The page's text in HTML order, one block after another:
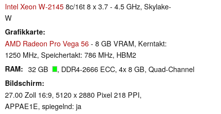
Intel Xeon W-21458c/16t 8 x 3.7 - 4.5 GHz, Skylake-
W
Grafikkarte
AMD Radeon Pro Vega 56- 8 GB VRAM, Kerntakt:
1250 MHz, Speichertakt: 786 MHz, HBM2
RAM 32 GB , DDR4-2666 ECC, 4x 8 GB, Quad-Channel
Bildschirm
27.00 Zoll 16:9, 5120 x 2880 Pixel 218 PPI,
APPAE1E, spiegelnd: ja